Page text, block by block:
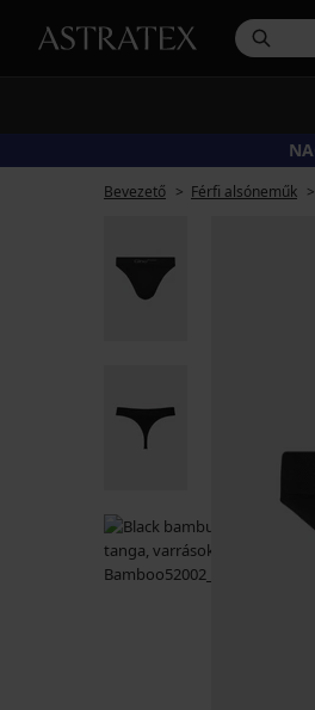
Bevezető Férfi alsóneműk